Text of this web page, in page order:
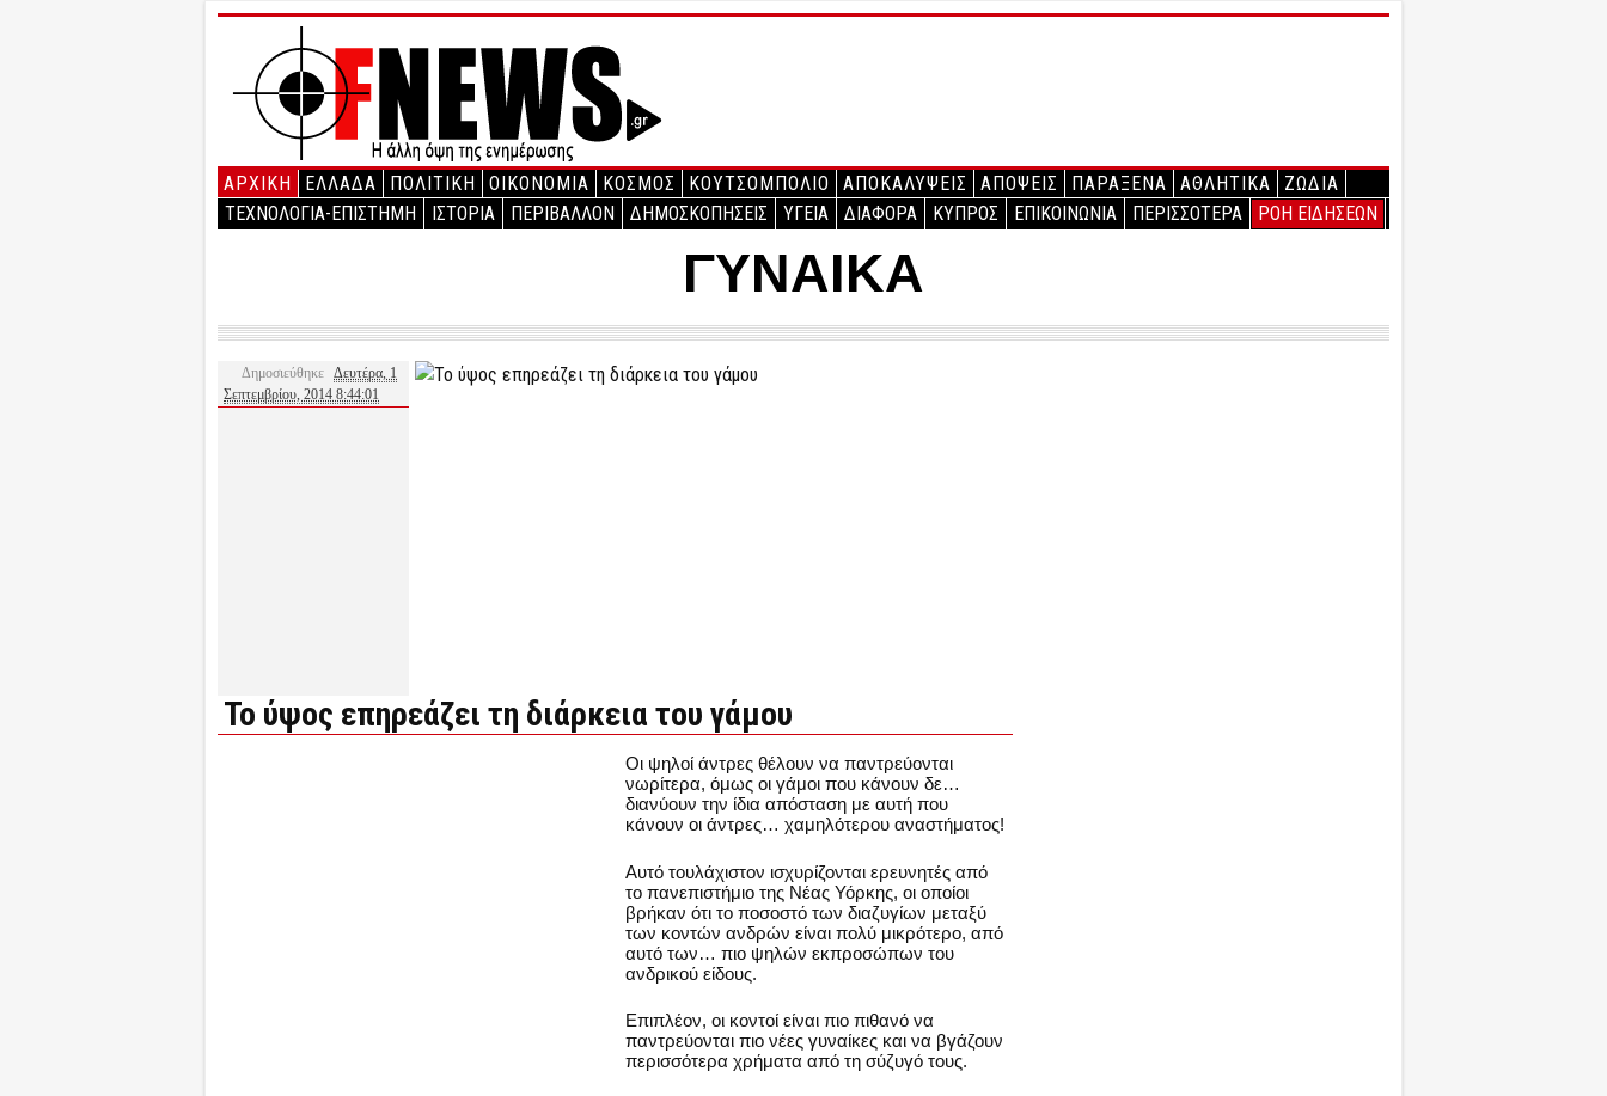
ΑΡΧΙΚΉ ΕΛΛΑΔΑ ΠΟΛΙΤΙΚΗ ΟΙΚΟΝΟΜΙΑ ΚΟΣΜΟΣ ΚΟΥΤΣΟΜΠΟΛΙΟ ΑΠΟΚΑΛΥΨΕΙΣ ΑΠΟΨΕΙΣ ΠΑΡΑΞΕΝΑ ΑΘΛΗΤΙΚΑ
ΖΩΔΙΑ
ΤΕΧΝΟΛΟΓΙΑ-ΕΠΙΣΤΗΜΗ
ΙΣΤΟΡΙΑ ΠΕΡΙΒΑΛΛΟΝ ΔΗΜΟΣΚΟΠΗΣΕΙΣ ΥΓΕΙΑ ΔΙΑΦΟΡΑ ΚΥΠΡΟΣ ΕΠΙΚΟΙΝΩΝΙΑ ΠΕΡΙΣΣΟΤΕΡΑ ΡΟΗ ΕΙΔΗΣΕΩΝ
ΓΥΝΑΙΚΑ
Δημοσιεύθηκε Δευτέρα, 1
Σεπτεμβρίου, 2014 8:44:01
Το ύψος επηρεάζει τη διάρκεια του γάμου
Οι ψηλοί άντρες θέλουν να παντρεύονται
νωρίτερα, όμως οι γάμοι που κάνουν δε…
διανύουν την ίδια απόσταση με αυτή που
κάνουν οι άντρες… χαμηλότερου αναστήματος!
Αυτό τουλάχιστον ισχυρίζονται ερευνητές από
το πανεπιστήμιο της Νέας Υόρκης, οι οποίοι
βρήκαν ότι το ποσοστό των διαζυγίων μεταξύ
των κοντών ανδρών είναι πολύ μικρότερο, από
αυτό των… πιο ψηλών εκπροσώπων του
ανδρικού είδους.
Επιπλέον, οι κοντοί είναι πιο πιθανό να
παντρεύονται πιο νέες γυναίκες και να βγάζουν
περισσότερα χρήματα από τη σύζυγό τους.